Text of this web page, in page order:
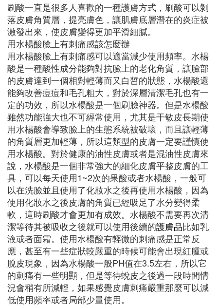
刷酸一直是很多人喜歡的一種護膚方式，刷酸可以剝
落皮膚角質層，提亮膚色，讓肌膚底層潛在的炎症被
激發出來，使皮膚變得更加平滑細膩。
用水楊酸臉上有刺痛感該怎麼辦
用水楊酸臉上有刺痛感可以適當減少使用頻率。水楊
酸是一種酸性成分能夠對抗臉上的老化角質，讓臉部
的皮膚達到一個相對輕薄而又白皙的狀態，水楊酸還
能夠改善痘痘和毛孔粗大，對於深層清潔毛孔也有一
定的功效，所以水楊酸是一個刷臉神器。但是水楊酸
雖然功能強大也不可經常使用，尤其是干敏皮長期使
用水楊酸會導致臉上的生態系統被破壞，而且讓輕薄
的角質層更加輕薄，所以這類型的皮膚一定要謹慎使
用水楊酸。對於健康的油性皮膚或者是混油性皮膚來
說，水楊酸是一個非常強大的細化皮膚平整皮膚的工
具，可以每天使用1~2次的果酸或者水楊酸，一般可
以在洗臉並且使用了化妝水之後再使用水楊酸，因為
使用化妝水之後皮膚的角質已經吸足了水分變得柔
軟，這時刷酸才會更加有成效。水楊酸不需要再次清
潔等待其被吸收之後就可以使用後續的護膚品比如乳
液或者面霜。使用水楊酸有輕微的刺痛感是正常反
應，甚至有一些症狀較嚴重的時候可能會出現紅腫或
脫皮現象，因為水楊酸一般PH值在3.5左右，所以它
的刺痛有一些明顯，但是等待蛻皮之後過一段時間情
況會稍有所減輕，如果感覺皮膚刺痛嚴重那麼可以減
低使用頻率或者局部少量使用。